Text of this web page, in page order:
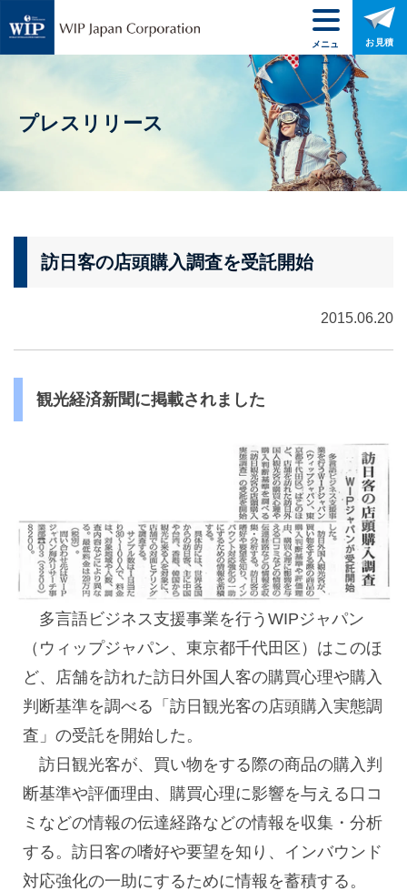
プレスリリース
訪日客の店頭購入調査を受託開始
2015.06.20
観光経済新聞に掲載されました
多言語ビジネス支援事業を行うWIPジャパン
（ウィップジャパン、東京都千代田区）はこのほ
ど、店舗を訪れた訪日外国人客の購買心理や購入
判断基準を調べる「訪日観光客の店頭購入実態調
査」の受託を開始した。
訪日観光客が、買い物をする際の商品の購入判
断基準や評価理由、購買心理に影響を与える口コ
ミなどの情報の伝達経路などの情報を収集・分析
する。訪日客の嗜好や要望を知り、インバウンド
対応強化の一助にするために情報を蓄積する。
メニュ
ー
お見積